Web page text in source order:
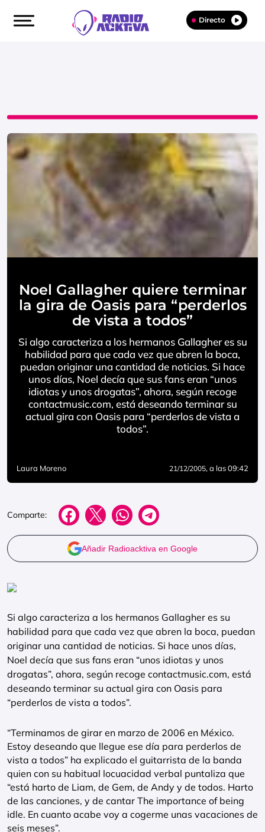
Directo
Noel Gallagher quiere terminar
la gira de Oasis para “perderlos
de vista a todos”
Si algo caracteriza a los hermanos Gallagher es su
habilidad para que cada vez que abren la boca,
puedan originar una cantidad de noticias. Si hace
unos días, Noel decía que sus fans eran “unos
idiotas y unos drogatas”, ahora, según recoge
contactmusic.com, está deseando terminar su
actual gira con Oasis para “perderlos de vista a
todos”.
Laura Moreno 21/12/2005, a las 09:42
Comparte:
Añadir Radioacktiva en Google
Si algo caracteriza a los hermanos Gallagher es su
habilidad para que cada vez que abren la boca, puedan
originar una cantidad de noticias. Si hace unos días,
Noel decía que sus fans eran “unos idiotas y unos
drogatas”, ahora, según recoge contactmusic.com, está
deseando terminar su actual gira con Oasis para
“perderlos de vista a todos”.
“Terminamos de girar en marzo de 2006 en México.
Estoy deseando que llegue ese día para perderlos de
vista a todos” ha explicado el guitarrista de la banda
quien con su habitual locuacidad verbal puntaliza que
“está harto de Liam, de Gem, de Andy y de todos. Harto
de las canciones, y de cantar The importance of being
idle. En cuanto acabe voy a cogerme unas vacaciones de
seis meses”.